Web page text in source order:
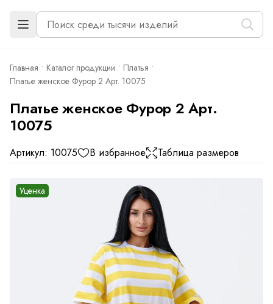
Главная Каталог продукции
Платья
Платье женское Фурор 2 Арт. 10075
Платье женское Фурор 2 Арт.
10075
Артикул: 10075 В избранное Таблица размеров
Уценка